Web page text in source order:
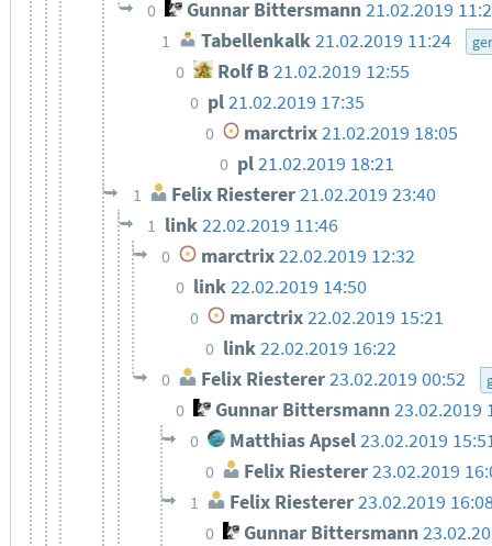
0 Gunnar Bittersmann 21.02.2019
1 Tabellenkalk21.02.2019 11:24
0 Rolf B21.02.2019 12:55
0 pl21.02.2019 17:35
0 marctrix21.02.2019 18:05
0 pl21.02.2019 18:21
1 Felix Riesterer21.02.2019 23:40
1 link22.02.2019 11:46
0 marctrix22.02.2019 12:32
0 link22.02.2019 14:50
0 marctrix22.02.2019 15:21
0 link22.02.2019 16:22
0 Felix Riesterer23.02.2019 00:52
0 Gunnar Bittersmann23.02.2019
0 Matthias Apsel23.02.2019
0 Felix Riesterer23.02.2019
1 Felix Riesterer23.02.2019
0 Gunnar Bittersmann